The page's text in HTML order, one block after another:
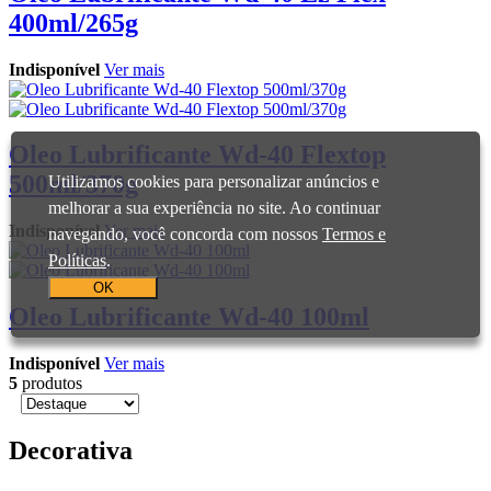
400ml/265g
Indisponível Ver mais
Oleo Lubrificante Wd-40 Flextop
500ml/370g
Indisponível Ver mais
Oleo Lubrificante Wd-40 100ml
Indisponível Ver mais
5 produtos
Decorativa
Utilizamos cookies para personalizar anúncios e
melhorar a sua experiência no site. Ao continuar
navegando, você concorda com nossos Termos e
Políticas.
OK